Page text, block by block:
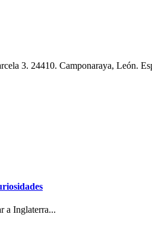
3. 24410. Camponaraya, León.
a Inglaterra...